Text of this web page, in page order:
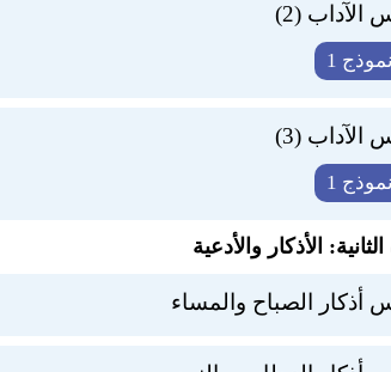
الآداب (2)
نموذج 1
الآداب (3)
نموذج 1
الأذكار والأدعية
أذكار الصباح والمساء